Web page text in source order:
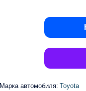
Марка автомобиля: Toyota